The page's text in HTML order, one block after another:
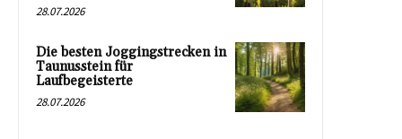
28.07.2026
Die besten Joggingstrecken in
Taunusstein für
Laufbegeisterte
28.07.2026